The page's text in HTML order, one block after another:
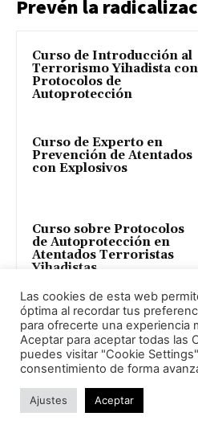
Prevén la
Curso de Introducción al
Terrorismo Yihadista con
Protocolos de
Autoprotección
Curso de Experto en
Prevención de Atentados
con Explosivos
Curso sobre Protocolos
de Autoprotección en
Atentados Terroristas
Yihadistas
Curso de Experto en
Grupos Urbanos
Las cookies de esta web
óptima al recordar tus
para ofrecerte una experiencia
Aceptar para aceptar todas las
puedes visitar "Cookie
consentimiento de forma
Ajustes Aceptar